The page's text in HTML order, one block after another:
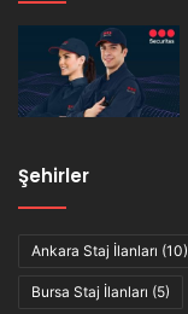
Şehirler
Ankara Staj İlanları (10)
Bursa Staj İlanları (5)